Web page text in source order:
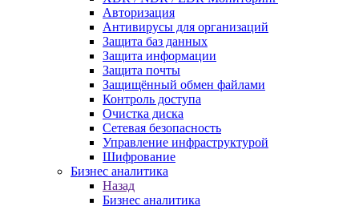
Авторизация
Антивирусы для организаций
Защита баз данных
Защита информации
Защита почты
Защищённый обмен файлами
Контроль доступа
Очистка диска
Сетевая безопасность
Управление инфраструктурой
Шифрование
Бизнес аналитика
Назад
Бизнес аналитика